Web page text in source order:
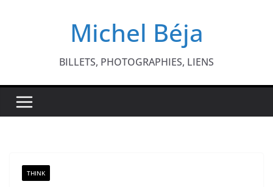
Michel Béja
BILLETS, PHOTOGRAPHIES, LIENS
THINK